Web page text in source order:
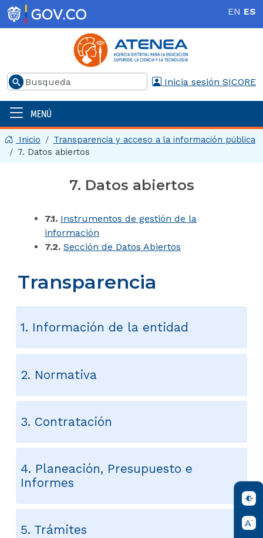
Pasar al contenido principal EN ES
Buscar Inicia sesión SICORE
Menú principal | 2025
MENÚ
Inicio
Transparencia y acceso a la información pública
7. Datos abiertos
Transparencia
1. Información de la entidad
2. Normativa
3. Contratación
4. Planeación, Presupuesto e
Informes
5. Trámites
7. Datos abiertos
7.1. Instrumentos de gestión de la
información
7.2. Sección de Datos Abiertos